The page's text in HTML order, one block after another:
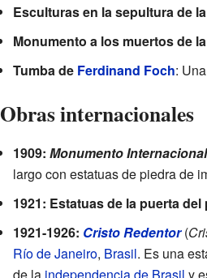
Esculturas en la sepultura de
Monumento a los muertos de
Tumba de Ferdinand Foch:
Obras internacionales
1909: Monumento
largo con estatuas de piedra de
1921: Estatuas de la puerta
1921-1926: Cristo Redentor(
Río de Janeiro, Brasil. Es una